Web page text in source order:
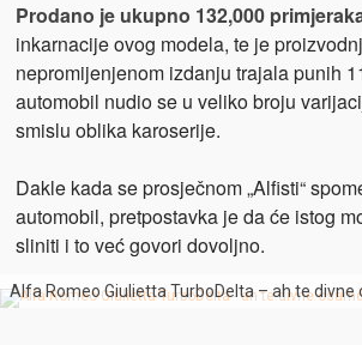
Prodano je ukupno 132,000
inkarnacije ovog modela, te je
nepromijenjenom izdanju trajala punih
automobil nudio se u veliko broju
smislu oblika karoserije.
Dakle kada se prosječnom „Alfisti“
automobil, pretpostavka je da će istog
sliniti i to već govori dovoljno.
Alfa Romeo Giulietta TurboDelta – ah te divne